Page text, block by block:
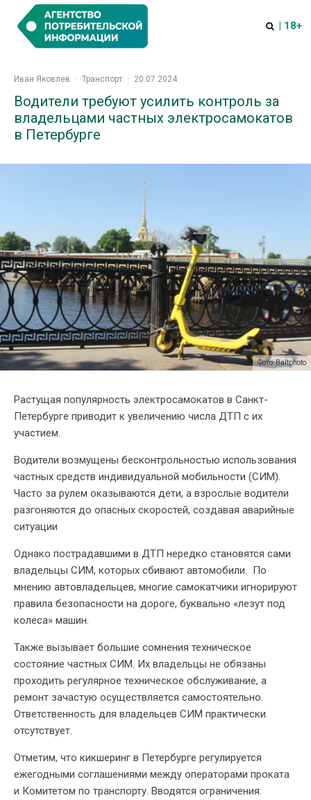
| 18+
Иван Яковлев · Транспорт · 20.07.2024
Водители требуют усилить контроль за
владельцами частных электросамокатов
в Петербурге
Фото: Baltphoto
Растущая популярность электросамокатов в Санкт-
Петербурге приводит к увеличению числа ДТП с их
участием.
Водители возмущены бесконтрольностью использования
частных средств индивидуальной мобильности (СИМ).
Часто за рулем оказываются дети, а взрослые водители
разгоняются до опасных скоростей, создавая аварийные
ситуации
Однако пострадавшими в ДТП нередко становятся сами
владельцы СИМ, которых сбивают автомобили. По
мнению автовладельцев, многие самокатчики игнорируют
правила безопасности на дороге, буквально «лезут под
колеса» машин.
Также вызывает большие сомнения техническое
состояние частных СИМ. Их владельцы не обязаны
проходить регулярное техническое обслуживание, а
ремонт зачастую осуществляется самостоятельно.
Ответственность для владельцев СИМ практически
отсутствует.
Отметим, что кикшеринг в Петербурге регулируется
ежегодными соглашениями между операторами проката
и Комитетом по транспорту. Вводятся ограничения: